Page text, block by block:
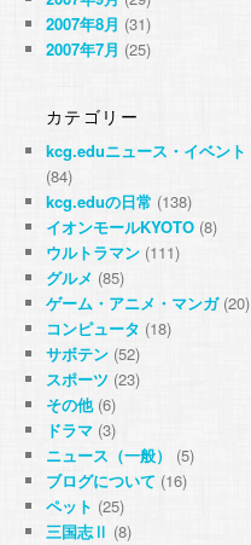
2007年8月 (31)
2007年7月 (25)
カテゴリー
kcg.eduニュース・イベント
(84)
kcg.eduの日常 (138)
イオンモールKYOTO (8)
ウルトラマン (111)
グルメ (85)
ゲーム・アニメ・マンガ(20)
コンピュータ (18)
サボテン (52)
スポーツ (23)
その他(6)
ドラマ (3)
ニュース（一般）
(5)
ブログについて (16)
ペット (25)
三国志Ⅱ (8)